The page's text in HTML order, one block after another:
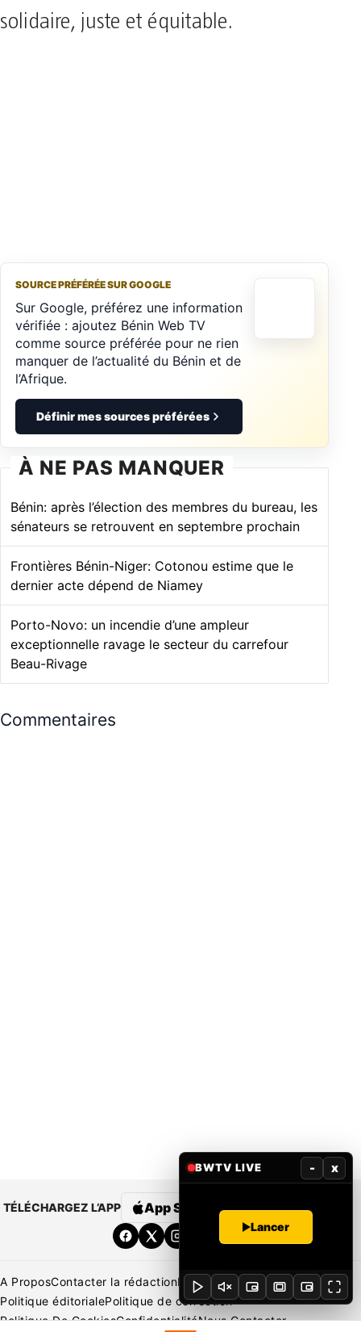
solidaire, juste et équitable.
SOURCE PRÉFÉRÉE SUR GOOGLE
Sur Google, préférez une information
vérifiée : ajoutez Bénin Web TV
comme source préférée pour ne rien
manquer de l’actualité du Bénin et de
l’Afrique.
Définir mes sources préférées
À NE PAS MANQUER
Bénin: après l’élection des membres du bureau, les
sénateurs se retrouvent en septembre prochain
Frontières Bénin-Niger: Cotonou estime que le
dernier acte dépend de Niamey
Porto-Novo: un incendie d’une ampleur
exceptionnelle ravage le secteur du carrefour
Beau-Rivage
Commentaires
TÉLÉCHARGEZ L’APP App Store Google Play
A ProposContacter la rédactionRédaction Mentions légales
Politique éditorialePolitique de correction
Politique De CookiesConfidentialitéNous Contacter
BWTV LIVE - x
Lancer